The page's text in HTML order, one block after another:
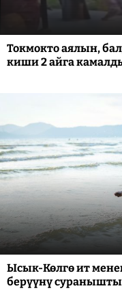
Токмокто аялын,
киши 2 айга
Ысык-Көлгө ит
берүүнү суранышты